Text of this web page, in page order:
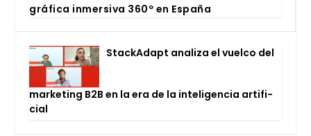
grá­fi­ca inmer­si­va 360º en Espa­ña
Stac­kA­dapt ana­li­za el vuel­co del
mar­ke­ting B2B en la era de la inte­li­gen­cia arti­fi­
cial